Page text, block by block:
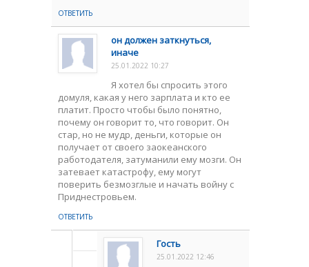
ОТВЕТИТЬ
он должен заткнуться,
иначе
25.01.2022 10:27
Я хотел бы спросить этого
домуля, какая у него зарплата и кто ее
платит. Просто чтобы было понятно,
почему он говорит то, что говорит. Он
стар, но не мудр, деньги, которые он
получает от своего заокеанского
работодателя, затуманили ему мозги. Он
затевает катастрофу, ему могут
поверить безмозглые и начать войну с
Приднестровьем.
ОТВЕТИТЬ
Гость
25.01.2022 12:46